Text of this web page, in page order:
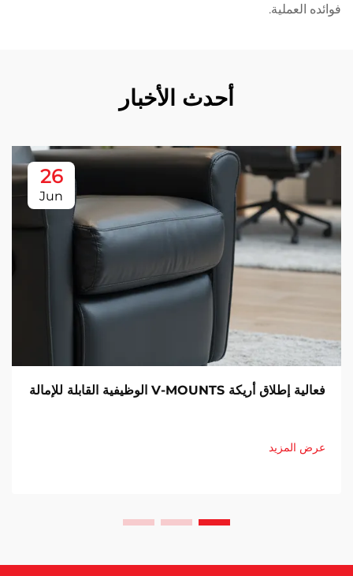
فوائده العملية.
أحدث الأخبار
26
Jun
فعالية إطلاق أريكة V-MOUNTS الوظيفية القابلة للإمالة
عرض المزيد